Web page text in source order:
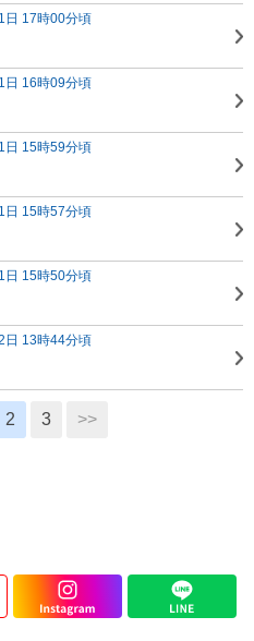
日 17時00分頃
日 16時09分頃
日 15時59分頃
日 15時57分頃
日 15時50分頃
日 13時44分頃
2 3 >>